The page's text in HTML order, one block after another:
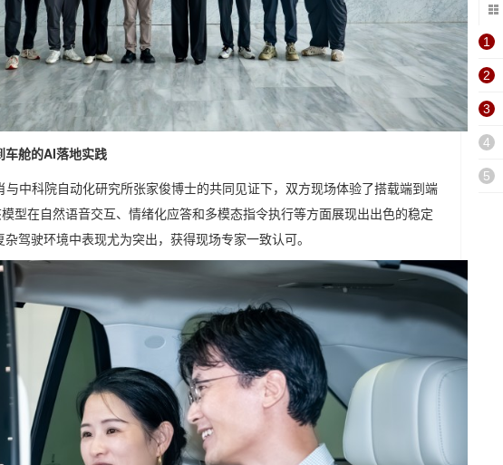
车舱的AI落地实践
与中科院自动化研究所张家俊博士的共同见证下，双方现场体验了搭载端到端
型在自然语音交互、情绪化应答和多模态指令执行等方面展现出出色的稳定
驾驶环境中表现尤为突出，获得现场专家一致认可。
1
2
3
4
5